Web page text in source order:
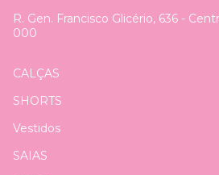
R. Gen. Francisco Glicério, 636 -
000
CALÇAS
SHORTS
Vestidos
SAIAS